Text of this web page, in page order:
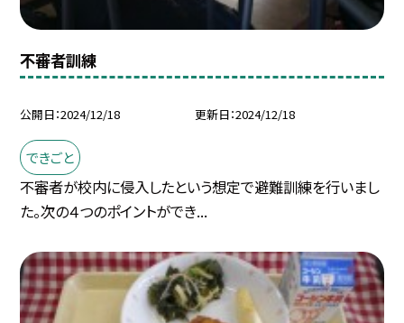
不審者訓練
公開日 2024/12/18 更新日 2024/12/18
できごと
不審者が校内に侵入したという想定で避難訓練を行いまし
た。次の４つのポイントができ...